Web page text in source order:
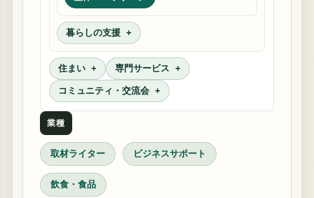
暮らしの支援
住まい 専門サービス
コミュニティ・交流会
業種
取材ライター ビジネスサポート
飲食・食品